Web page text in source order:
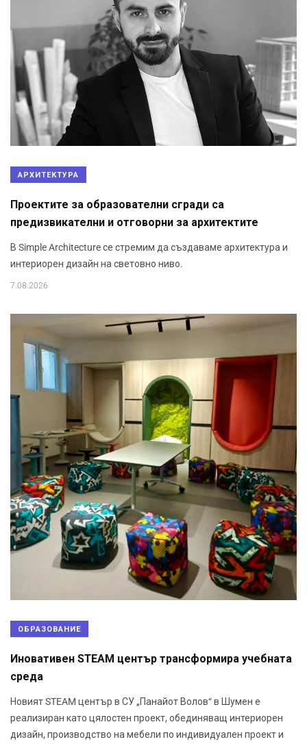
АРХИТЕКТУРА
Проектите за образователни сгради са
предизвикателни и отговорни за архитектите
В Simple Architecture се стремим да създаваме архитектура и
интериорен дизайн на световно ниво.
7.08.2026
ОБРАЗОВАНИЕ
Иновативен STEAM център трансформира учебната
среда
Новият STEAM център в СУ „Панайот Волов“ в Шумен е
реализиран като цялостен проект, обединяващ интериорен
дизайн, производство на мебели по индивидуален проект и